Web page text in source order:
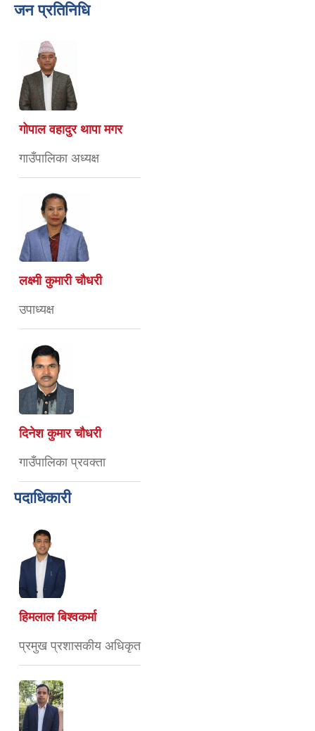
जन प्रतिनिधि
गोपाल वहादुर थापा मगर
गाउँपालिका अध्यक्ष
लक्ष्मी कुमारी चौधरी
उपाध्यक्ष
दिनेश कुमार चौधरी
गाउँपालिका प्रवक्ता
पदाधिकारी
हिमलाल बिश्वकर्मा
प्रमुख प्रशासकीय अधिकृत